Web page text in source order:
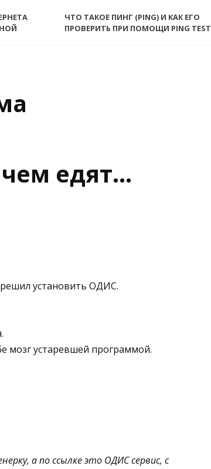
ЧТО ТАКОЕ ПИНГ (PING) И КАК ЕГО
ПРОВЕРИТЬ ПРИ ПОМОЩИ PING TEST
чем едят…
решил установить ОДИС.
мозг устаревшей программой.
а по ссылке это ОДИС сервис, с